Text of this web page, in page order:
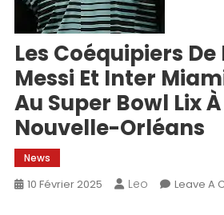
Les Coéquipiers De
Messi Et Inter
Au Super Bowl Lix
Nouvelle-Orléans
News
10 Février 2025 Leo Leave A